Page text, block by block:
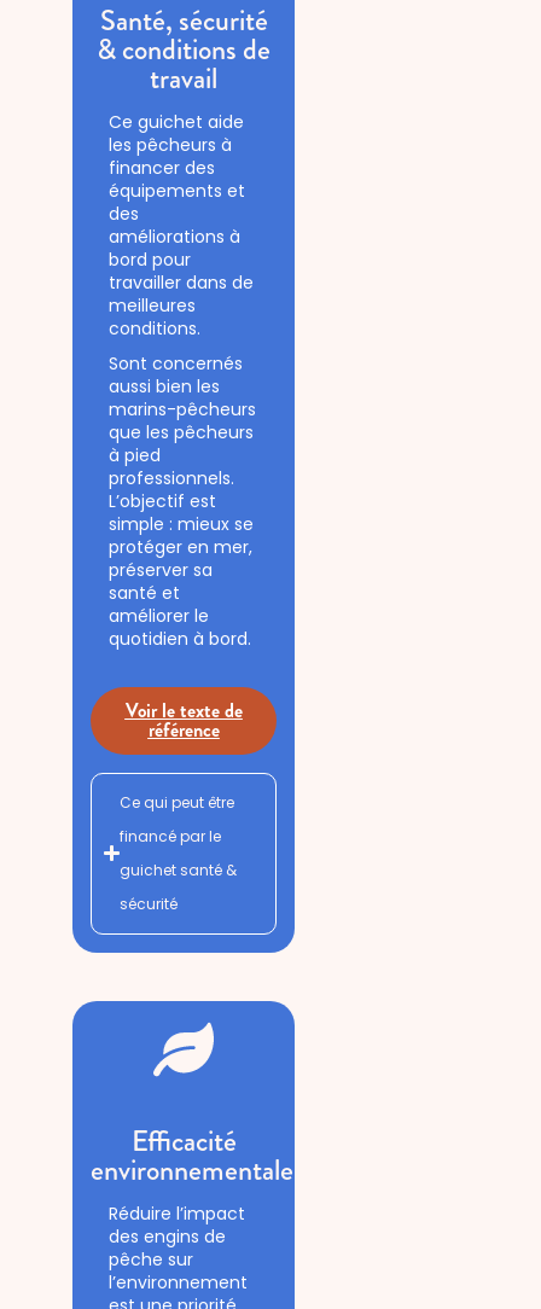
Santé, sécurité
& conditions de
travail
Ce guichet aide
les pêcheurs à
financer des
équipements et
des
améliorations à
bord pour
travailler dans de
meilleures
conditions.
Sont concernés
aussi bien les
marins-pêcheurs
que les pêcheurs
à pied
professionnels.
L’objectif est
simple : mieux se
protéger en mer,
préserver sa
santé et
améliorer le
quotidien à bord.
Voir le texte de
référence
Ce qui peut être
financé par le
guichet santé &
sécurité
Efficacité
environnementale
Réduire l’impact
des engins de
pêche sur
l’environnement